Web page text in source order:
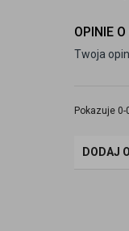
OPINIE
Twoja
Pokazuje
DODAJ